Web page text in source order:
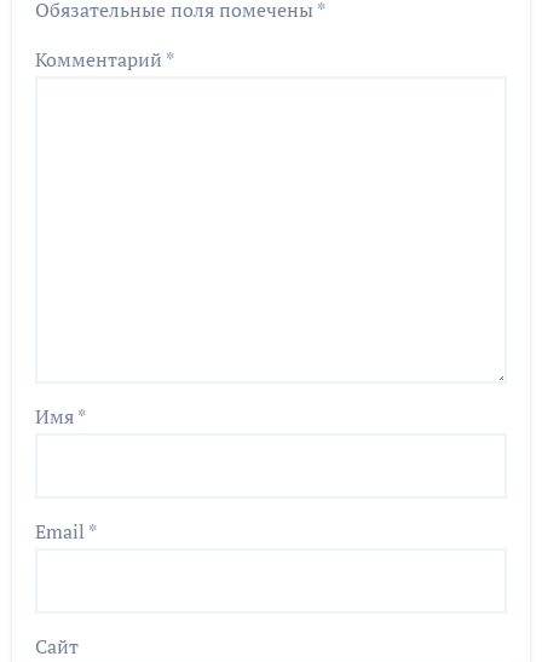
Обязательные поля помечены *
Комментарий *
Имя*
Email *
Сайт